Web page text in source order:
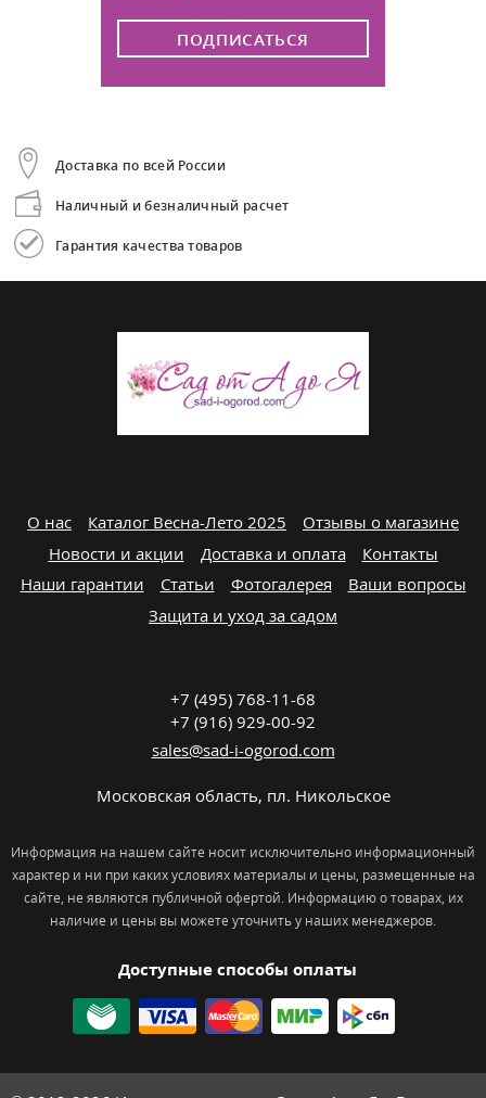
ПОДПИСАТЬСЯ
Доставка по всей России
Наличный и безналичный расчет
Гарантия качества товаров
О нас Каталог Весна-Лето 2025
Отзывы о магазине
Новости и акции
Доставка и оплата
Контакты
Наши гарантии
Статьи Фотогалерея
Ваши вопросы
Защита и уход за садом
Доступные способы оплаты
+7 (495) 768-11-68
+7 (916) 929-00-92
sales@sad-i-ogorod.com
Московская область, пл. Никольcкое
Информация на нашем сайте носит исключительно информационный
характер и ни при каких условиях материалы и цены, размещенные на
сайте, не являются публичной офертой. Информацию о товарах, их
наличие и цены вы можете уточнить у наших менеджеров.